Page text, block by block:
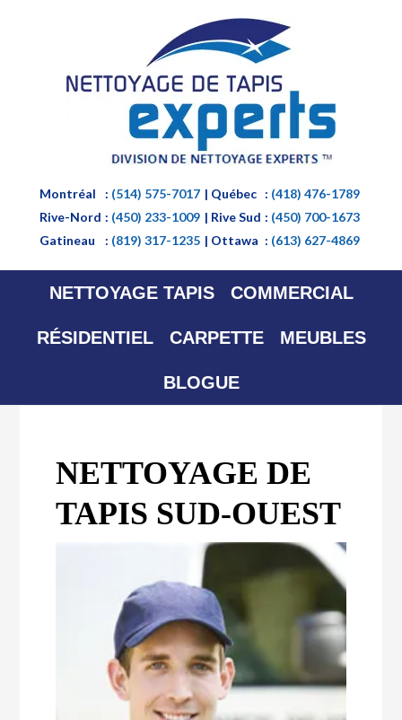
Montréal : (514) 575-7017 | Québec : (418) 476-1789
Rive-Nord : (450) 233-1009 | Rive Sud : (450) 700-1673
Gatineau
: (819) 317-1235 | Ottawa : (613) 627-4869
NETTOYAGE TAPIS COMMERCIAL
RÉSIDENTIEL CARPETTE MEUBLES
BLOGUE
NETTOYAGE DE
TAPIS SUD-OUEST